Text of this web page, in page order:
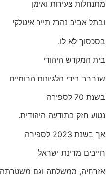
מתנחלות צעירות ואימן
ובתל אביב נהרג תייר איטלקי
בסכסוך לא לו.
בית המקדש היהודי
שנחרב בידי הלגיונות הרומיים
בשנת 70 לספירה
נטוע חזק בתודעה היהודית.
אך בשנת 2023 לספירה
חייבים מדינת ישראל,
אזרחיה, ממשלתה וגם משטרתה